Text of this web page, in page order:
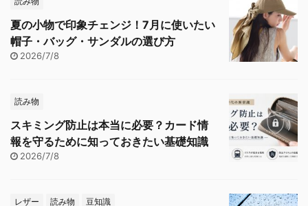
夏の小物で印象チェンジ！7月に使いたい
帽子・バッグ・サンダルの選び方
2026/7/8
読み物
スキミング防止は本当に必要？カード情
報を守るために知っておきたい基礎知識
2026/7/8
レザー 読み物 豆知識